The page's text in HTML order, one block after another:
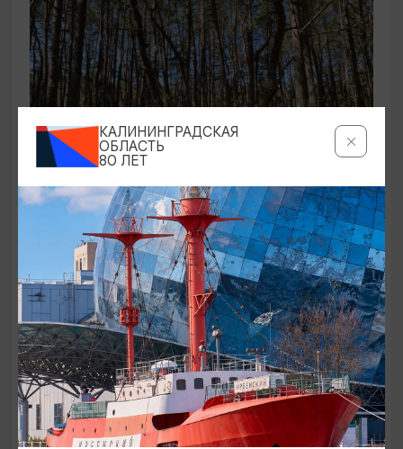
ЭКСКУРСИИ УЧРЕЖДЕНИЙ КУЛЬТУРЫ
Аудиоспектакль «Истории Куршской
косы»
01.02.2026 - 31.12.2026, 13:00
Куршская коса
ОТ 2500₽
КАЛИНИНГРАДСКАЯ
ОБЛАСТЬ
80 ЛЕТ